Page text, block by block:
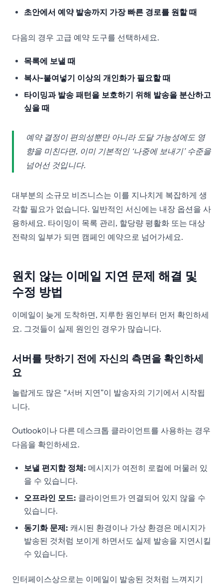
초안에서 예약 발송까지 가장 빠른 경로를 원할 때
다음의 경우 고급 예약 도구를 선택하세요.
목록에 보낼 때
복사-붙여넣기 이상의 개인화가 필요할 때
타이밍과 발송 패턴을 보호하기 위해 발송을 분산하고
싶을 때
예약 결정이 편의성뿐만 아니라 도달 가능성에도 영
향을 미친다면, 이미 기본적인 ‘나중에 보내기’ 수준을
넘어선 것입니다.
대부분의 소규모 비즈니스는 이를 지나치게 복잡하게 생
각할 필요가 없습니다. 일반적인 서신에는 내장 옵션을 사
용하세요. 타이밍이 목록 관리, 할당량 평활화 또는 대상
전략의 일부가 되면 캠페인 예약으로 넘어가세요.
원치 않는 이메일 지연 문제 해결 및
수정 방법
이메일이 늦게 도착하면, 지루한 원인부터 먼저 확인하세
요. 그것들이 실제 원인인 경우가 많습니다.
서버를 탓하기 전에 자신의 측면을 확인하세
요
놀랍게도 많은 “서버 지연”이 발송자의 기기에서 시작됩
니다.
Outlook이나 다른 데스크톱 클라이언트를 사용하는 경우
다음을 확인하세요.
보낼 편지함 정체: 메시지가 여전히 로컬에 머물러 있
을 수 있습니다.
오프라인 모드: 클라이언트가 연결되어 있지 않을 수
있습니다.
동기화 문제: 캐시된 환경이나 가상 환경은 메시지가
발송된 것처럼 보이게 하면서도 실제 발송을 지연시킬
수 있습니다.
인터페이스상으로는 이메일이 발송된 것처럼 느껴지기